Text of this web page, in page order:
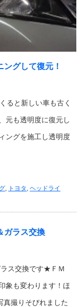
グして復元！
ると新しい車も古く
元も透明度に復元し
ングを施工し透明度
, トヨタ , ヘッドライ
ガラス交換
ラス交換です★ＦＭ
象も変わります！ほ
真撮りそびれました